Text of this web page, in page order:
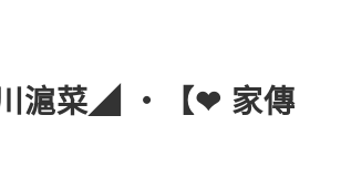
滬菜◢ ‧【❤ 家傳